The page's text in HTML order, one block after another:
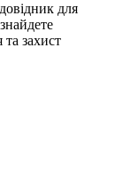
для
захист